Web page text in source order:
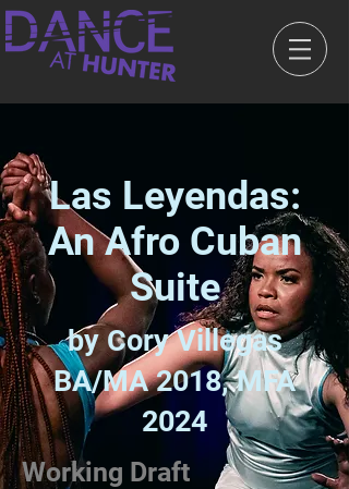
Las Leyendas:
An Afro Cuban
Suite
by Cory Villegas
BA/MA 2018, MFA
2024
Working Draft